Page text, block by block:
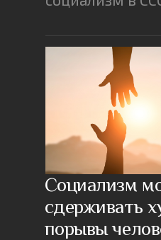
Социализм
сдерживать
порывы